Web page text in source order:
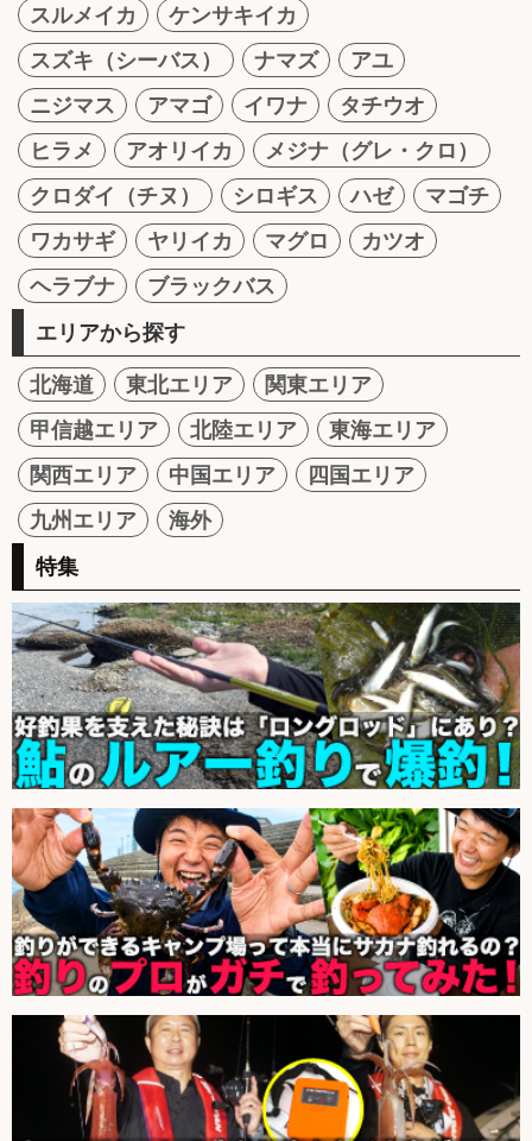
スルメイカ
ケンサキイカ
スズキ（シーバス）
ナマズ
アユ
ニジマス
アマゴ イワナ
タチウオ
ヒラメ
アオリイカ
メジナ（グレ・クロ）
クロダイ（チヌ）
シロギス ハゼ
マゴチ
ワカサギ
ヤリイカ マグロ
カツオ
ヘラブナ
ブラックバス
エリアから探す
北海道 東北エリア
関東エリア
甲信越エリア
北陸エリア
東海エリア
関西エリア
中国エリア
四国エリア
九州エリア
海外
特集